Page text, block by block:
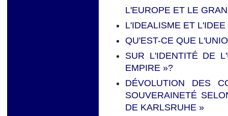
L'EUROPE ET LE
L'IDEALISME ET
QU'EST-CE QUE
SUR L'IDENTITÉ DE
EMPIRE »?
DÉVOLUTION DES
SOUVERAINETÉ
DE KARLSRUHE »